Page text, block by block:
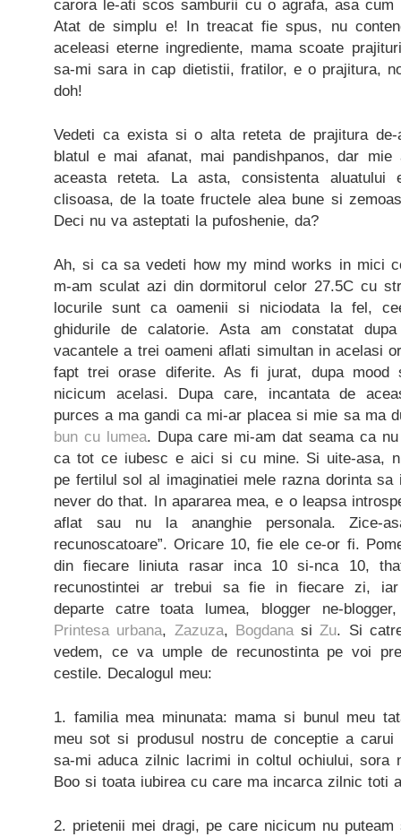
carora le-ati scos samburii cu o agrafa, asa cum
Atat de simplu e! In treacat fie spus, nu
aceleasi eterne ingrediente, mama scoate
sa-mi sara in cap dietistii, fratilor, e o prajitura,
doh!
Vedeti ca exista si o alta reteta de prajitura
blatul e mai afanat, mai pandishpanos, dar
aceasta reteta. La asta, consistenta aluatului
clisoasa, de la toate fructele alea bune si
Deci nu va asteptati la pufoshenie, da?
Ah, si ca sa vedeti how my mind works in mici
m-am sculat azi din dormitorul celor 27.5C cu
locurile sunt ca oamenii si niciodata la fel,
ghidurile de calatorie. Asta am constatat
vacantele a trei oameni aflati simultan in acelasi
fapt trei orase diferite. As fi jurat, dupa mood
nicicum acelasi. Dupa care, incantata de
purces a ma gandi ca mi-ar placea si mie sa ma
bun cu lumea. Dupa care mi-am dat seama ca
ca tot ce iubesc e aici si cu mine. Si uite-asa,
pe fertilul sol al imaginatiei mele razna dorinta
never do that. In apararea mea, e o leapsa
aflat sau nu la ananghie personala. Zice-
recunoscatoare”. Oricare 10, fie ele ce-or fi.
din fiecare liniuta rasar inca 10 si-nca 10,
recunostintei ar trebui sa fie in fiecare zi,
departe catre toata lumea, blogger ne-
Printesa urbana, Zazuza, BogdanasiZu. Si
vedem, ce va umple de recunostinta pe voi
cestile. Decalogul meu:
1. familia mea minunata: mama si bunul meu
meu sot si produsul nostru de conceptie a carui
sa-mi aduca zilnic lacrimi in coltul ochiului, sora
Boo si toata iubirea cu care ma incarca zilnic toti
2. prietenii mei dragi, pe care nicicum nu